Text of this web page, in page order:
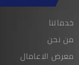
خدماتنا
من نحن
معرض الاعامال